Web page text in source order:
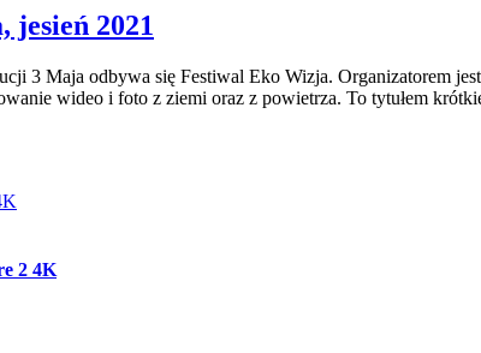
jesień 2021
3 Maja odbywa się Festiwal Eko Wizja. Organizatorem
wideo i foto z ziemi oraz z powietrza. To tytułem
2 4K